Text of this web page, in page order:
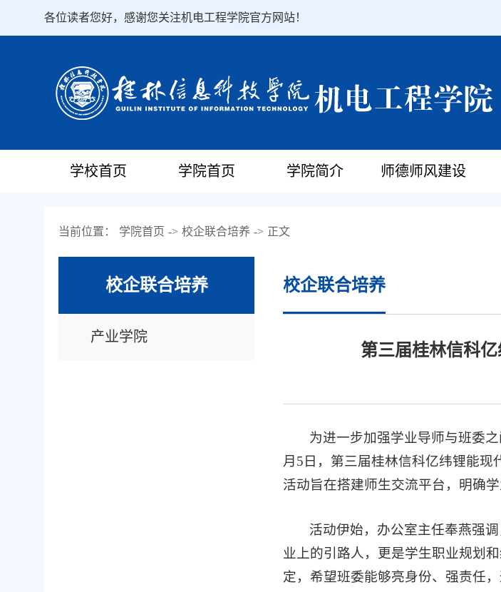
各位读者您好，感谢您关注机电工程学院官方网站！
学校首页 学院首页 学院简介 师德师风建设
当前位置： 学院首页 -> 校企联合培养 -> 正文
校企联合培养
产业学院
校企联合培养
第三届桂林信科
为进一步加强学业导师与班委
月5日，第三届桂林信科亿纬锂能现
活动旨在搭建师生交流平台，明确
活动伊始，办公室主任奉燕强
业上的引路人，更是学生职业规划
定，希望班委能够亮身份、强责任